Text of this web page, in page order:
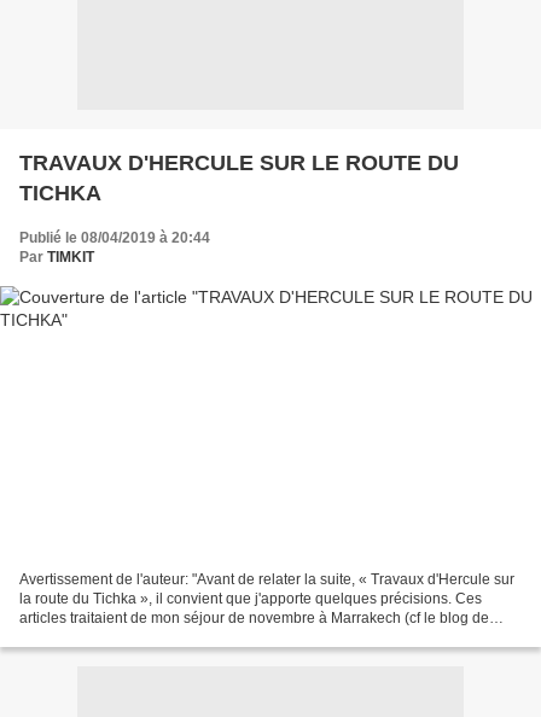
TRAVAUX D'HERCULE SUR LE ROUTE DU
TICHKA
Publié le 08/04/2019 à 20:44
Par TIMKIT
Avertissement de l'auteur: "Avant de relater la suite, « Travaux d'Hercule sur
la route du Tichka », il convient que j'apporte quelques précisions. Ces
articles traitaient de mon séjour de novembre à Marrakech (cf le blog de